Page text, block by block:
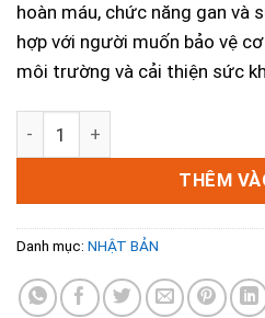
hoàn máu, chức năng gan và
hợp với người muốn bảo vệ
môi trường và cải thiện sức
THÊM
Danh mục: NHẬT BẢN